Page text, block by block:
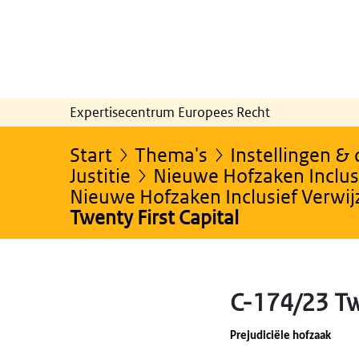
Expertisecentrum Europees Recht
Start Thema's
Instellingen &
Justitie
Nieuwe Hofzaken
Nieuwe Hofzaken Inclusief
Twenty First Capital
C-174/23
Prejudiciële hofzaak